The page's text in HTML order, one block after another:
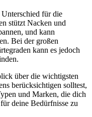
für die
stützt Nacken und
und kann
Bei der großen
kann es jedoch
über die wichtigsten
berücksichtigen solltest,
und Marken, die dich
deine Bedürfnisse zu